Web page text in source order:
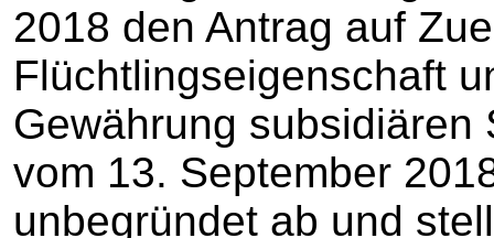
2018 den Antrag auf
Flüchtlingseigenschaft
Gewährung
vom 13. September
unbegründet ab und